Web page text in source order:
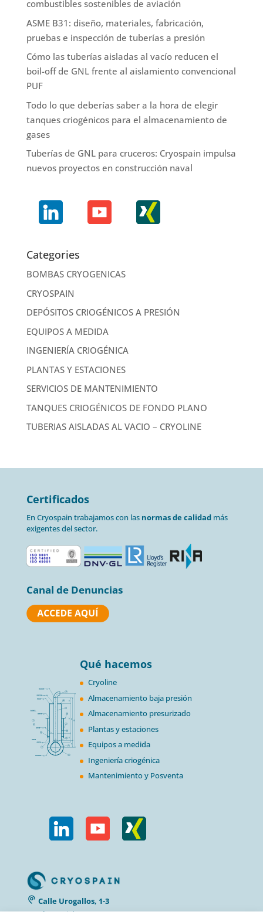
combustibles sostenibles de aviación
ASME B31: diseño, materiales, fabricación,
pruebas e inspección de tuberías a presión
Cómo las tuberías aisladas al vacío reducen el
boil-off de GNL frente al aislamiento convencional
PUF
Todo lo que deberías saber a la hora de elegir
tanques criogénicos para el almacenamiento de
gases
Tuberías de GNL para cruceros: Cryospain impulsa
nuevos proyectos en construcción naval
Categories
BOMBAS CRYOGENICAS
CRYOSPAIN
DEPÓSITOS CRIOGÉNICOS A PRESIÓN
EQUIPOS A MEDIDA
INGENIERÍA CRIOGÉNICA
PLANTAS Y ESTACIONES
SERVICIOS DE MANTENIMIENTO
TANQUES CRIOGÉNICOS DE FONDO PLANO
TUBERIAS AISLADAS AL VACIO – CRYOLINE
Certificados
En Cryospain trabajamos con las normas de calidadmás
exigentes del sector.
Canal de Denuncias
Qué hacemos
Cryoline
Almacenamiento baja presión
Almacenamiento presurizado
Plantas y estaciones
Equipos a medida
Ingeniería criogénica
Mantenimiento y Posventa
Calle Urogallos, 1-3